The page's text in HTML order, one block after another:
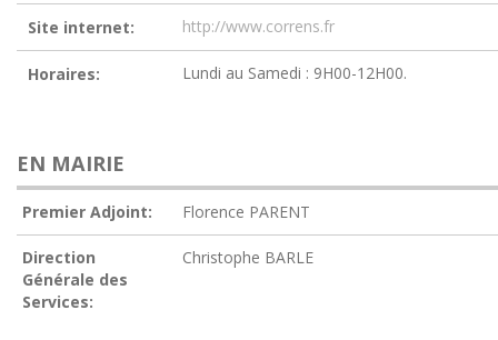
Site internet: http://www.correns.fr
Horaires: Lundi au Samedi : 9H00-12H00.
EN MAIRIE
Premier Adjoint: Florence PARENT
Direction
Générale des
Services:
Christophe BARLE